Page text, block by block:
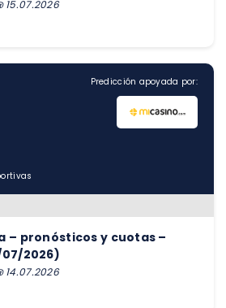
15.07.2026
Predicción apoyada por:
– pronósticos y cuotas –
07/2026)
14.07.2026